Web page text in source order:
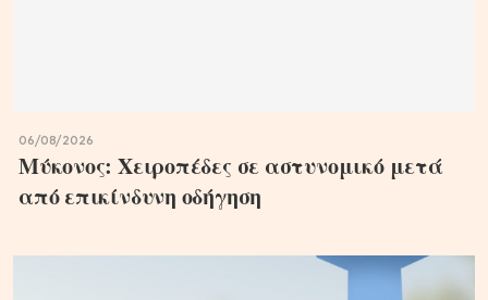
06/08/2026
Μύκονος: Χειροπέδες σε αστυνομικό μετά
από επικίνδυνη οδήγηση